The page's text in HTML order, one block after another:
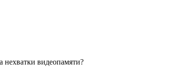
нехватки видеопамяти?